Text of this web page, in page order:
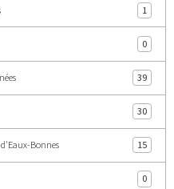
1
0
39
30
Bonnes 15
0